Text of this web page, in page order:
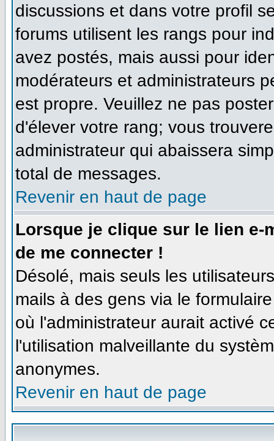
discussions et dans votre profil
forums utilisent les rangs pour
avez postés, mais aussi pour
modérateurs et administrateurs
est propre. Veuillez ne pas
d'élever votre rang; vous
administrateur qui abaissera
total de messages.
Revenir en haut de page
Lorsque je clique sur le lien e-
de me connecter !
Désolé, mais seuls les
mails à des gens via le
où l'administrateur aurait activé
l'utilisation malveillante du
anonymes.
Revenir en haut de page